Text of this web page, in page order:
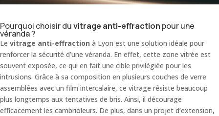
Pourquoi choisir duvitrage anti-effraction pour une
véranda ?
Le vitrage anti-effraction à Lyon est une solution idéale pour
renforcer la sécurité d’une véranda. En effet, cette zone vitrée est
souvent exposée, ce qui en fait une cible privilégiée pour les
intrusions. Grâce à sa composition en plusieurs couches de verre
assemblées avec un film intercalaire, ce vitrage résiste beaucoup
plus longtemps aux tentatives de bris. Ainsi, il décourage
efficacement les cambrioleurs. De plus, dans un projet d’extension,